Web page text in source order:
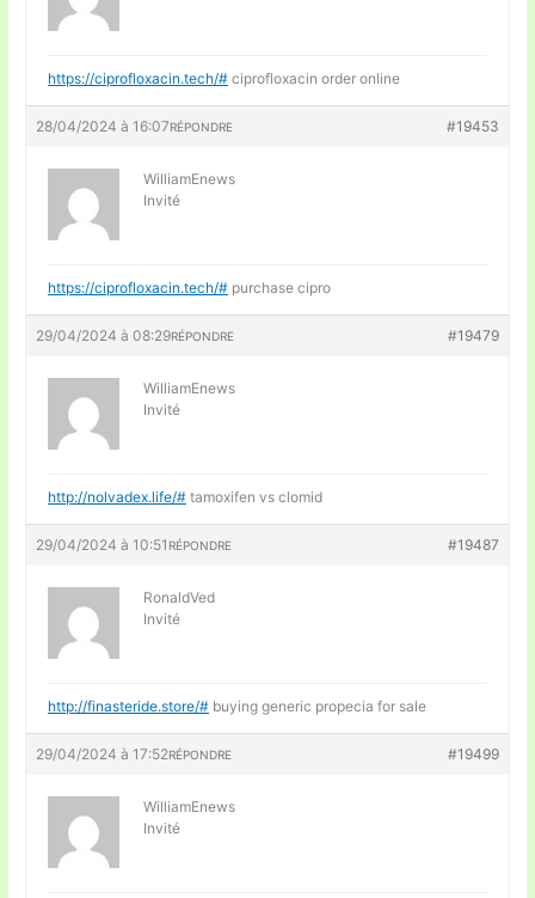
https://ciprofloxacin.tech/# ciprofloxacin order online
28/04/2024 à 16:07 #19453
RÉPONDRE
WilliamEnews
Invité
https://ciprofloxacin.tech/# purchase cipro
29/04/2024 à 08:29 #19479
RÉPONDRE
WilliamEnews
Invité
http://nolvadex.life/# tamoxifen vs clomid
29/04/2024 à 10:51 #19487
RÉPONDRE
RonaldVed
Invité
http://finasteride.store/# buying generic propecia for sale
29/04/2024 à 17:52 #19499
RÉPONDRE
WilliamEnews
Invité